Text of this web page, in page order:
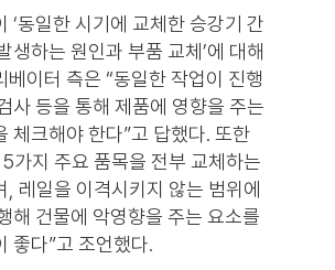
‘동일한 시기에 교체한 승강기 간
생하는 원인과 부품 교체’에 대해
베이터 측은 “동일한 작업이 진행
사 등을 통해 제품에 영향을 주는
체크해야 한다”고 답했다. 또한
가지 주요 품목을 전부 교체하는
, 레일을 이격시키지 않는 범위에
해 건물에 악영향을 주는 요소를
좋다”고 조언했다.